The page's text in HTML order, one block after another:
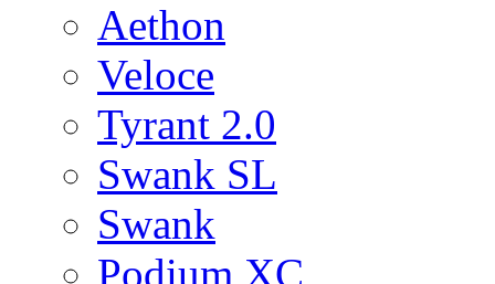
Aethon
Veloce
Tyrant 2.0
Swank SL
Swank
Podium XC